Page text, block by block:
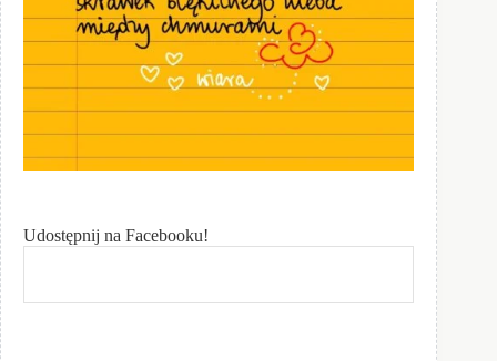
Udostępnij na Facebooku!